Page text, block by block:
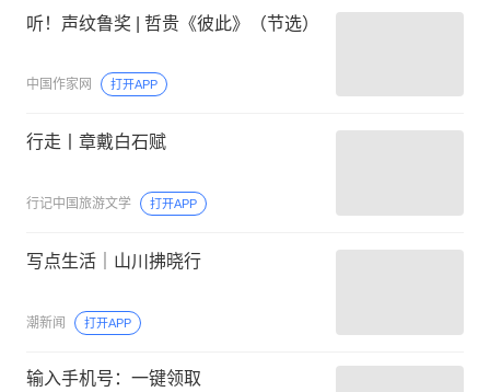
听！声纹鲁奖 | 哲贵《彼此》（节选）
中国作家网 打开APP
行走丨章戴白石赋
行记中国旅游文学 打开APP
写点生活｜山川拂晓行
潮新闻 打开APP
输入手机号：一键领取